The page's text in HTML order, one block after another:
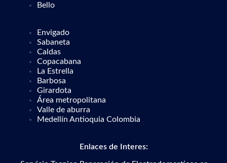
Bello
Envigado
Sabaneta
Caldas
Copacabana
La Estrella
Barbosa
Girardota
Área metropolitana
Valle de aburra
Medellín Antioquia Colombia
Enlaces de Interes: